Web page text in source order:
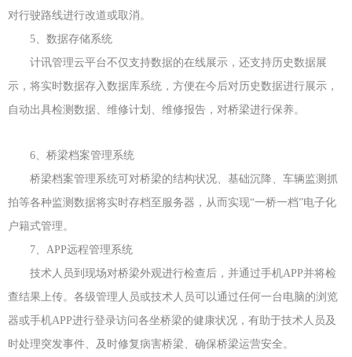
对行驶路线进行改道或取消。
5、数据存储系统
计讯管理云平台不仅支持数据的在线展示，还支持历史数据展
示，将实时数据存入数据库系统，方便在今后对历史数据进行展示，
自动出具检测数据、维修计划、维修报告，对桥梁进行保养。
6、桥梁档案管理系统
桥梁档案管理系统可对桥梁的结构状况、基础沉降、车辆监测抓
拍等各种监测数据将实时存档至服务器，从而实现“一桥一档”电子化
户籍式管理。
7、APP远程管理系统
技术人员到现场对桥梁外观进行检查后，并通过手机APP并将检
查结果上传。各级管理人员或技术人员可以通过任何一台电脑的浏览
器或手机APP进行登录访问各坐桥梁的健康状况，有助于技术人员及
时处理突发事件、及时修复病害桥梁、确保桥梁运营安全。